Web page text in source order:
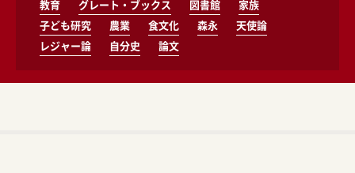
教育 グレート・ブックス 図書館
家族
子ども研究
農業 食文化 森永
天使論
レジャー論
自分史 論文